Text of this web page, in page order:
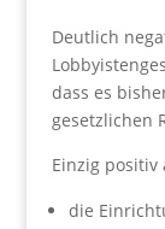
Deutlich
dass es
gesetzlichen
Einzig positiv
die